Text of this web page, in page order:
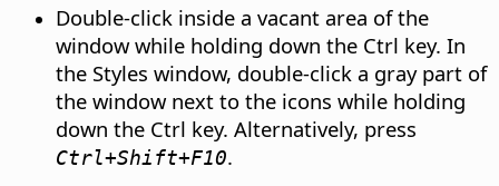
Double-click inside a vacant area of the
window while holding down the Ctrl key. In
the Styles window, double-click a gray part of
the window next to the icons while holding
down the Ctrl key. Alternatively, press
Ctrl+Shift+F10.